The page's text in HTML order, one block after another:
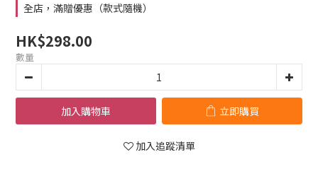
全店，滿贈優惠（款式隨機）
HK$298.00
數量
加入購物車 立即購買
加入追蹤清單